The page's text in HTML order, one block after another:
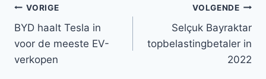
Bericht
navigatie
VORIGE
BYD haalt Tesla in
voor de meeste EV-
verkopen
VOLGENDE
Selçuk Bayraktar
topbelastingbetaler in
2022